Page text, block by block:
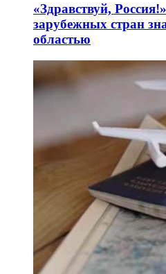
«Здравствуй,
зарубежных стран
областью